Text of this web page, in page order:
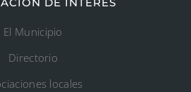
DE INTERÉS
El Municipio
Directorio
locales